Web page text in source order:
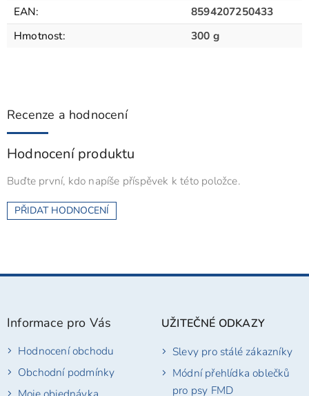
EAN:
8594207250433
Hmotnost: 300 g
Recenze a hodnocení
Hodnocení produktu
Buďte první, kdo napíše příspěvek k této položce.
PŘIDAT HODNOCENÍ
Z
Informace pro Vás
Hodnocení obchodu
Obchodní podmínky
UŽITEČNÉ ODKAZY
Slevy pro stálé zákazníky
Módní přehlídka oblečků
pro psy FMD